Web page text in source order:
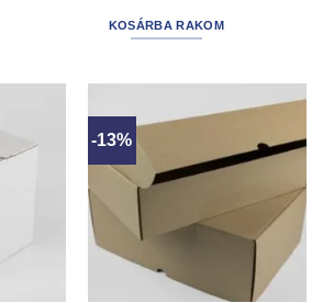
3.861 Ft.
KOSÁRBA RAKOM
-13%